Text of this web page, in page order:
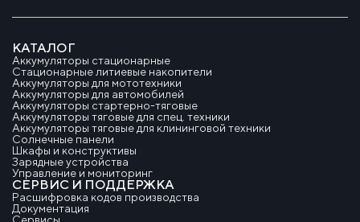
КАТАЛОГ
Аккумуляторы стационарные
Стационарные литиевые накопители
Аккумуляторы для мототехники
Аккумуляторы для автомобилей
Аккумуляторы стартерно-тяговые
Аккумуляторы тяговые для спец. техники
Аккумуляторы тяговые для клининговой техники
Солнечные панели
Шкафы и конструктивы
Зарядные устройства
Управление и мониторинг
СЕРВИС И ПОДДЕРЖКА
Расшифровка кодов производства
Документация